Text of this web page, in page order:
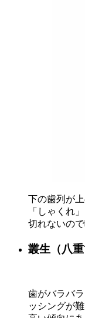
下の歯列が
「しゃくれ
切れないの
叢生（八重
歯がバラバ
ッシングが